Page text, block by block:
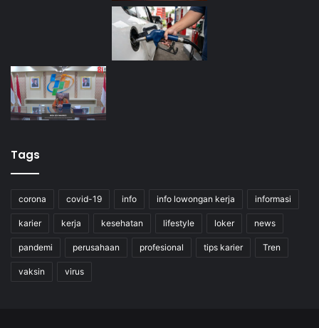
Tags
corona covid-19 info info lowongan kerja informasi
karier kerja kesehatan lifestyle loker news
pandemi perusahaan profesional tips karier Tren
vaksin virus